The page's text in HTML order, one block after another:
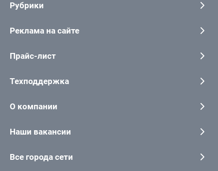
Рубрики
Реклама на сайте
Прайс-лист
Техподдержка
О компании
Наши вакансии
Все города сети